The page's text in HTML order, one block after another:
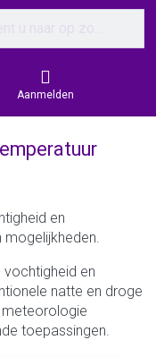
Aanmelden
en
en
natte en droge
meteorologie
toepassingen.